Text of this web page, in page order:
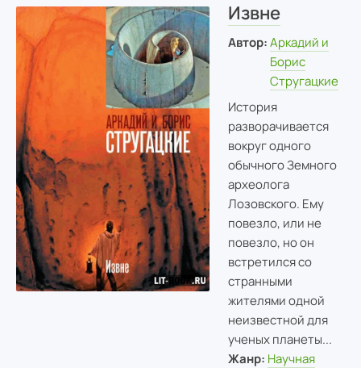
Извне
Автор: Аркадий и
Борис
Стругацкие
История
разворачивается
вокруг одного
обычного Земного
археолога
Лозовского. Ему
повезло, или не
повезло, но он
встретился со
странными
жителями одной
неизвестной для
ученых планеты...
Жанр: Научная